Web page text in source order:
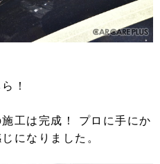
！
工は完成！ プロに手にか
になりました。